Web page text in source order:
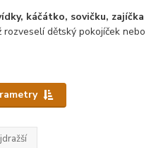
káčátko, sovičku, zajíčka
rozveselí dětský pokojíček nebo